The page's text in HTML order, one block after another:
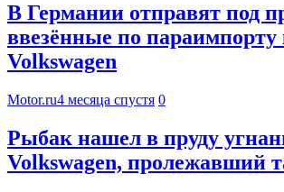
В Германии отправят под
ввезённые по параимпорту
Volkswagen
Motor.ru4 месяца спустя 0
Рыбак нашел в пруду
Volkswagen, пролежавший